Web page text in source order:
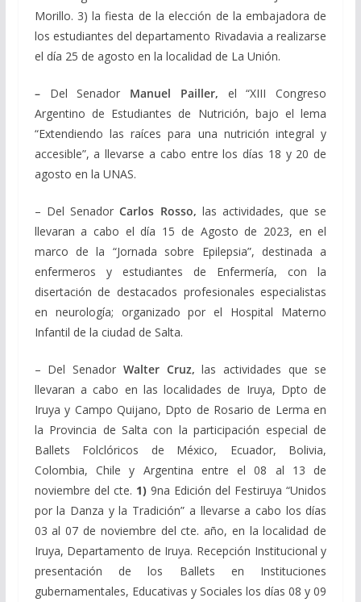
Morillo. 3) la fiesta de la elección de la embajadora de
los estudiantes del departamento Rivadavia a realizarse
el día 25 de agosto en la localidad de La Unión.
– Del Senador Manuel Pailler, el “XIII Congreso
Argentino de Estudiantes de Nutrición, bajo el lema
“Extendiendo las raíces para una nutrición integral y
accesible”, a llevarse a cabo entre los días 18 y 20 de
agosto en la UNAS.
– Del SenadorCarlos Rosso, las actividades, que se
llevaran a cabo el día 15 de Agosto de 2023, en el
marco de la “Jornada sobre Epilepsia”, destinada a
enfermeros y estudiantes de Enfermería, con la
disertación de destacados profesionales especialistas
en neurología; organizado por el Hospital Materno
Infantil de la ciudad de Salta.
– Del Senador Walter Cruz,las actividades que se
llevaran a cabo en las localidades de Iruya, Dpto de
Iruya y Campo Quijano, Dpto de Rosario de Lerma en
la Provincia de Salta con la participación especial de
Ballets Folclóricos de México, Ecuador, Bolivia,
Colombia, Chile y Argentina entre el 08 al 13 de
noviembre del cte. 1)9na Edición del Festiruya “Unidos
por la Danza y la Tradición” a llevarse a cabo los días
03 al 07 de noviembre del cte. año, en la localidad de
Iruya, Departamento de Iruya. Recepción Institucional y
presentación de los Ballets en Instituciones
gubernamentales, Educativas y Sociales los días 08 y 09